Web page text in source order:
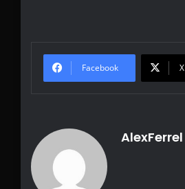
Facebook X
AlexFerrel